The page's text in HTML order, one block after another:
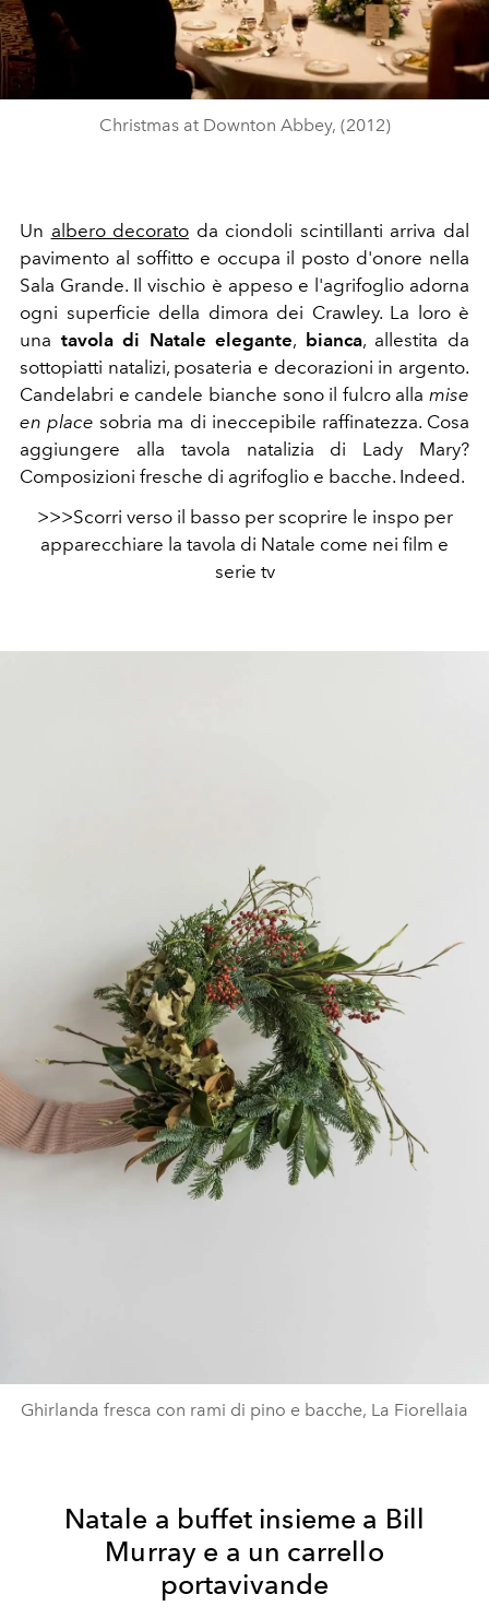
Christmas at Downton Abbey, (2012)
Un albero decorato da ciondoli scintillanti arriva dal
pavimento al soffitto e occupa il posto d'onore nella
Sala Grande. Il vischio è appeso e l'agrifoglio adorna
ogni superficie della dimora dei Crawley. La loro è
una tavola di Natale elegante, bianca, allestita da
sottopiatti natalizi, posateria e decorazioni in argento.
Candelabri e candele bianche sono il fulcro alla mise
en placesobria ma di ineccepibile raffinatezza. Cosa
aggiungere alla tavola natalizia di Lady Mary?
Composizioni fresche di agrifoglio e bacche. Indeed.
>>>Scorri verso il basso per scoprire le inspo per
apparecchiare la tavola di Natale come nei film e
serie tv
Ghirlanda fresca con rami di pino e bacche, La Fiorellaia
Natale a buffet insieme a Bill
Murray e a un carrello
portavivande